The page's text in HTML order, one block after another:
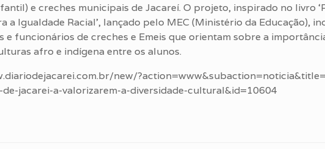
e creches municipais de Jacareí. O projeto, inspirado no livro
a Igualdade Racial’, lançado pelo MEC (Ministério da Educação),
e funcionários de creches e Emeis que orientam sobre a
afro e indígena entre os alunos.
new/
jacarei-a-valorizarem-a-diversidade-cultural&id=10604